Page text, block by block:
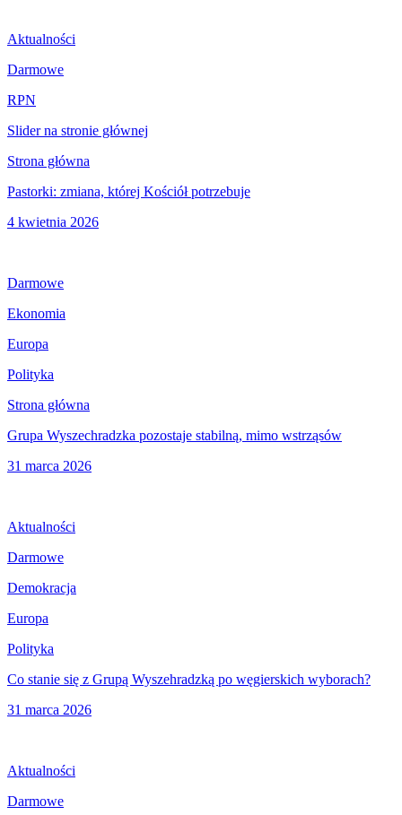
Aktualności
Darmowe
RPN
Slider na stronie głównej
Strona główna
Pastorki: zmiana, której Kościół potrzebuje
4 kwietnia 2026
Darmowe
Ekonomia
Europa
Polityka
Strona główna
Grupa Wyszechradzka pozostaje stabilną, mimo wstrząsów
31 marca 2026
Aktualności
Darmowe
Demokracja
Europa
Polityka
Co stanie się z Grupą Wyszehradzką po węgierskich wyborach?
31 marca 2026
Aktualności
Darmowe